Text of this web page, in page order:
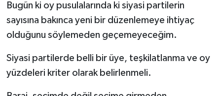
Bugün ki oy pusulalarında ki siyasi partilerin
sayısına bakınca yeni bir düzenlemeye ihtiyaç
olduğunu söylemeden geçemeyeceğim.
Siyasi partilerde belli bir üye, teşkilatlanma ve oy
yüzdeleri kriter olarak belirlenmeli.